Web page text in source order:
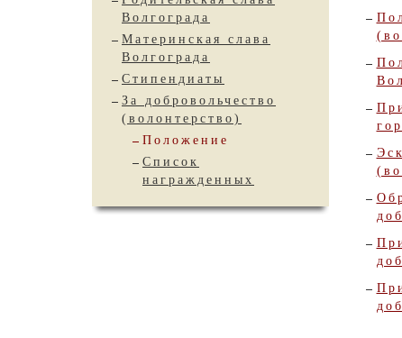
Волгограда
Материнская слава
Волгограда
Стипендиаты
За добровольчество
(волонтерство)
Положение
Список
награжденных